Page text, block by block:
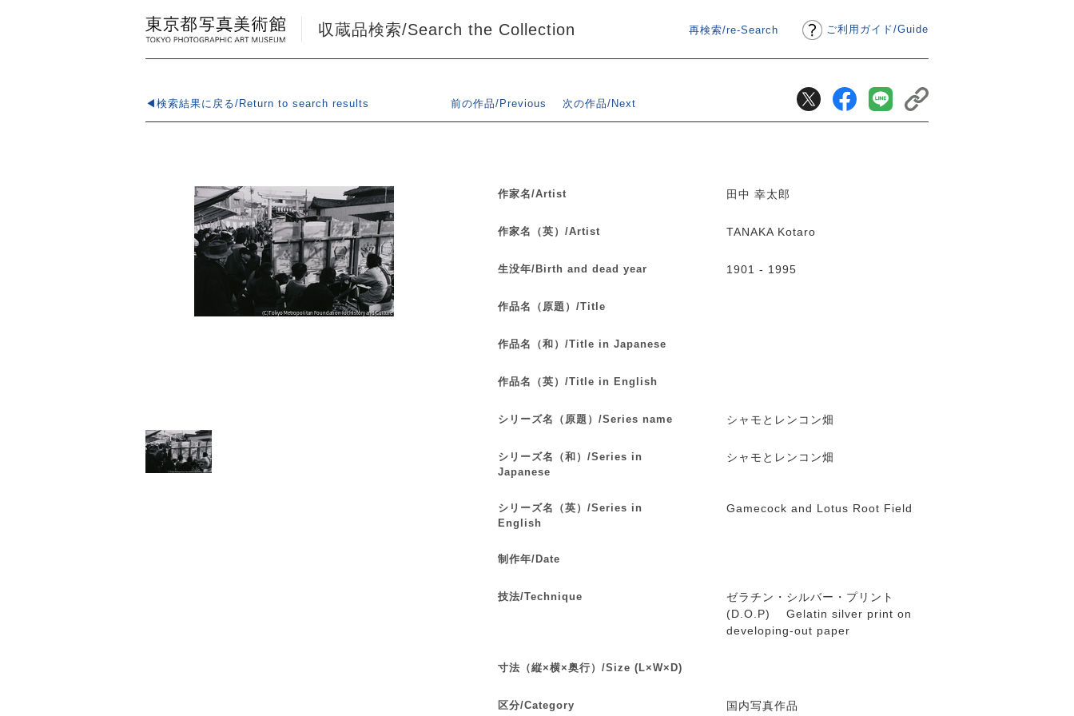
ご利用ガイド/Guide
収蔵品検索/Search the Collection 再検索/re-Search
◀検索結果に戻る/Return to search results 前の作品/Previous 次の作品/Next
作家名/Artist 田中 幸太郎
作家名（英）/Artist TANAKA Kotaro
生没年/Birth and dead year 1901 - 1995
作品名（原題）/Title
作品名（和）/Title in Japanese
作品名（英）/Title in English
シリーズ名（原題）/Series name シャモとレンコン畑
シリーズ名（和）/Series in
Japanese
シャモとレンコン畑
シリーズ名（英）/Series in
English
Gamecock and Lotus Root Field
制作年/Date
技法/Technique
ゼラチン・シルバー・プリント
(D.O.P) Gelatin silver print on
developing-out paper
寸法（縦×横×奥行）/Size (L×W×D)
区分/Category 国内写真作品